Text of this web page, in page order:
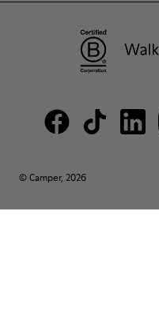
© Camper, 2026